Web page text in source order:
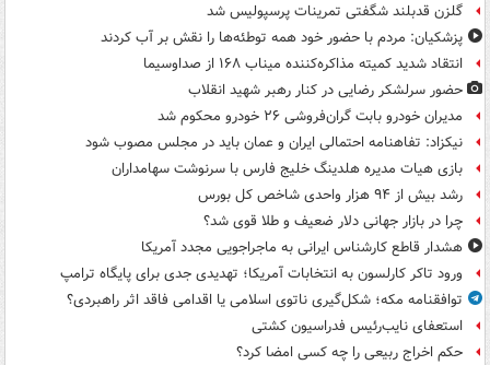
گلزن قدبلند شگفتی تمرینات پرسپولیس شد
پزشکیان: مردم با حضور خود همه توطئه‌ها را نقش بر آب کردند
انتقاد شدید کمیته مذاکره‌کننده میناب ۱۶۸ از صداوسیما
حضور سرلشکر رضایی در کنار رهبر شهید انقلاب
مدیران خودرو بابت گران‌فروشی ۲۶ خودرو محکوم شد
نیکزاد: تفاهنامه احتمالی ایران و عمان باید در مجلس مصوب شود
بازی هیات مدیره هلدینگ خلیج فارس با سرنوشت سهامداران
رشد بیش از ۹۴ هزار واحدی شاخص کل بورس
چرا در بازار جهانی دلار ضعیف و طلا قوی شد؟
هشدار قاطع کارشناس ایرانی به ماجراجویی مجدد آمریکا
ورود تاکر کارلسون به انتخابات آمریکا؛ تهدیدی جدی برای پایگاه ترامپ
توافقنامه مکه؛ شکل‌گیری ناتوی اسلامی یا اقدامی فاقد اثر راهبردی؟
استعفای نایب‌رئیس فدراسیون کشتی
حکم اخراج ربیعی را چه کسی امضا کرد؟